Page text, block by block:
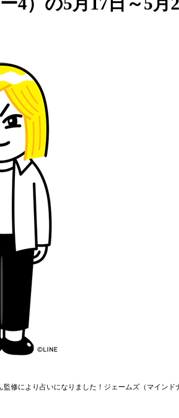
修により占いになりました！ジェームズ（マインド